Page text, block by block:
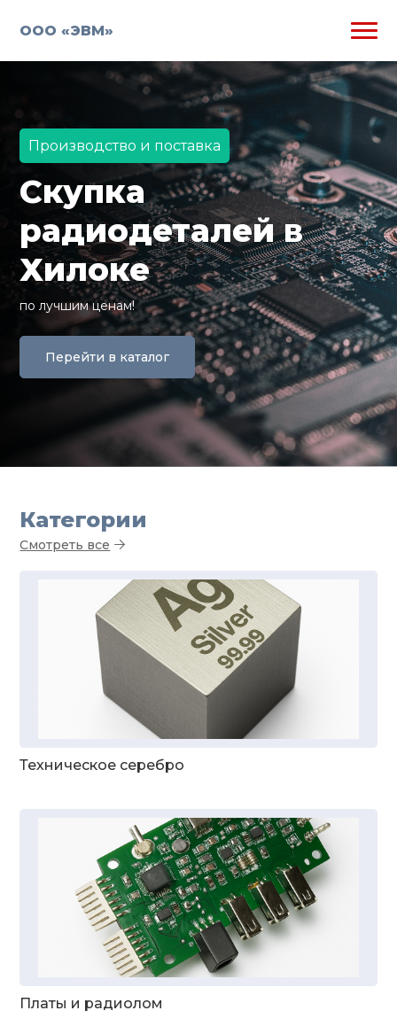
ООО «ЭВМ»
Производство и поставка
Скупка
радиодеталей в
Хилоке
по лучшим ценам!
Перейти в каталог
Категории
Смотреть все
Техническое серебро
Платы и радиолом